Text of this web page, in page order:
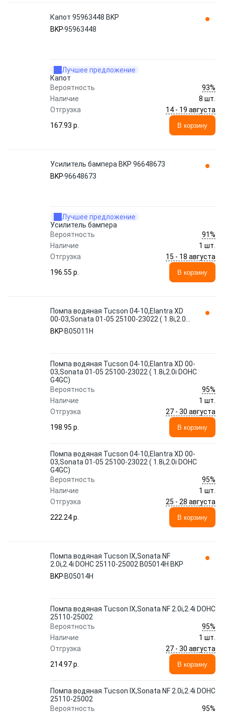
Капот 95963448 BKP
BKP95963448
Лучшее предложение
Капот
Вероятность
93%
Наличие
8 шт.
Отгрузка
14 - 19 августа
167.93 p.
В корзину
Усилитель бампера BKP 96648673
BKP96648673
Лучшее предложение
Усилитель бампера
Вероятность
91%
Наличие
1 шт.
Отгрузка
15 - 18 августа
196.55 p.
В корзину
Помпа водяная Tucson 04-10,Elantra XD
00-03,Sonata 01-05 25100-23022 ( 1.8i,2.0i
DOHC G4GC) B05011H BKP
BKP B05011H
Помпа водяная Tucson 04-10,Elantra XD 00-
03,Sonata 01-05 25100-23022 ( 1.8i,2.0i DOHC
G4GC)
Вероятность
95%
Наличие
1 шт.
Отгрузка
27 - 30 августа
198.95 p.
В корзину
Помпа водяная Tucson 04-10,Elantra XD 00-
03,Sonata 01-05 25100-23022 ( 1.8i,2.0i DOHC
G4GC)
Вероятность
95%
Наличие
1 шт.
Отгрузка
25 - 28 августа
222.24 p.
В корзину
Помпа водяная Tucson IX,Sonata NF
2.0i,2.4i DOHC 25110-25002 B05014H BKP
BKP B05014H
Помпа водяная Tucson IX,Sonata NF 2.0i,2.4i DOHC
25110-25002
Вероятность
95%
Наличие
1 шт.
Отгрузка
27 - 30 августа
214.97 p.
В корзину
Помпа водяная Tucson IX,Sonata NF 2.0i,2.4i DOHC
25110-25002
Вероятность
95%